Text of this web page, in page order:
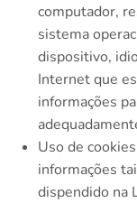
computador,
sistema
dispositivo,
Internet que
informações
Uso de
informações
dispendido na